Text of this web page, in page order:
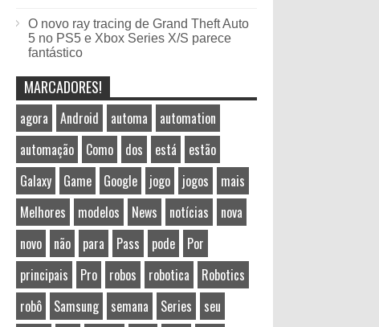
O novo ray tracing de Grand Theft Auto
5 no PS5 e Xbox Series X/S parece
fantástico
MARCADORES!
agora Android automa
automation
automação
Como dos está
estão
Galaxy
Game Google jogo jogos
mais
Melhores
modelos News notícias
nova
novo
não para Pass pode
Por
principais
Pro robos robotica
Robotics
robô
Samsung semana Series
seu